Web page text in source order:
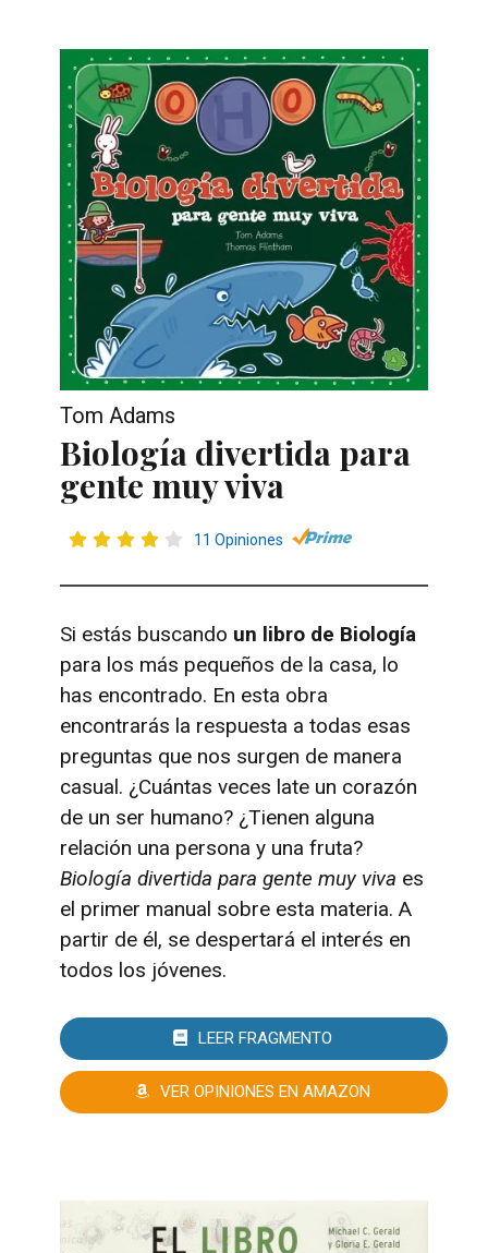
Tom Adams
Biología divertida para
gente muy viva
11 Opiniones
Si estás buscando un libro de Biología
para los más pequeños de la casa, lo
has encontrado. En esta obra
encontrarás la respuesta a todas esas
preguntas que nos surgen de manera
casual. ¿Cuántas veces late un corazón
de un ser humano? ¿Tienen alguna
relación una persona y una fruta?
Biología divertida para gente muy viva es
el primer manual sobre esta materia. A
partir de él, se despertará el interés en
todos los jóvenes.
LEER FRAGMENTO
VER OPINIONES EN AMAZON